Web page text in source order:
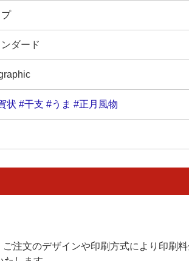
ダード
状 #干支 #うま #正月風物
注文のデザインや印刷方式により印刷